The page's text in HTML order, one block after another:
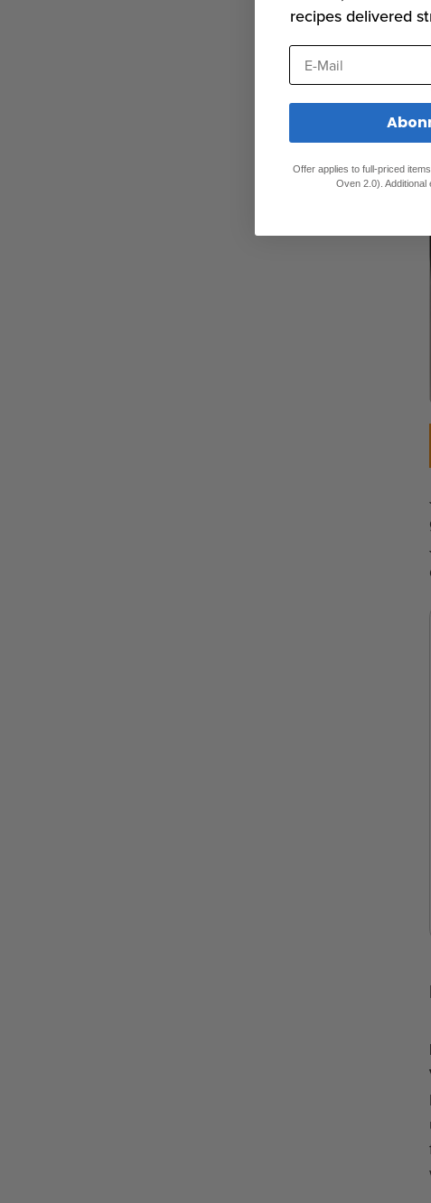
recipes delivered
E-Mail
Offer applies to full-priced
Oven 2.0). Additional